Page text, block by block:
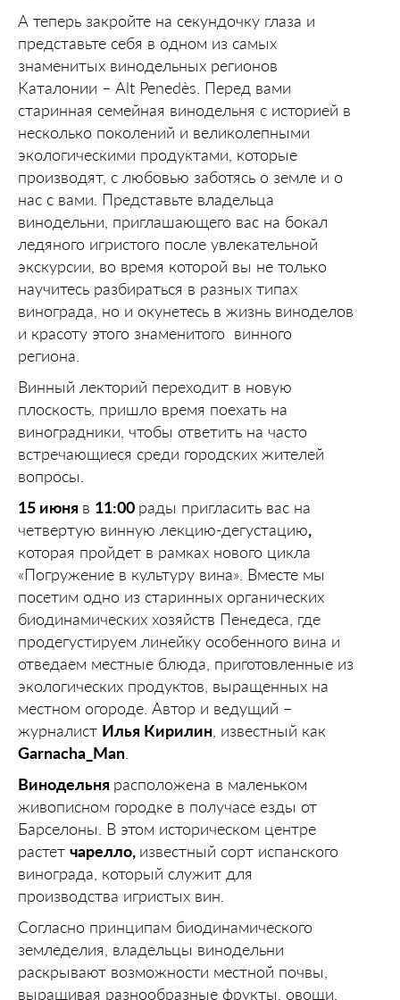
А теперь закройте на секундочку глаза и
представьте себя в одном из самых
знаменитых винодельных регионов
Каталонии – Alt Penedès. Перед вами
старинная семейная винодельня с историей в
несколько поколений и великолепными
экологическими продуктами, которые
производят, с любовью заботясь о земле и о
нас с вами. Представьте владельца
винодельни, приглашающего вас на бокал
ледяного игристого после увлекательной
экскурсии, во время которой вы не только
научитесь разбираться в разных типах
винограда, но и окунетесь в жизнь виноделов
и красоту этого знаменитого винного
региона.
Винный лекторий переходит в новую
плоскость, пришло время поехать на
виноградники, чтобы ответить на часто
встречающиеся среди городских жителей
вопросы.
15 июня в 11:00 рады пригласить вас на
четвертую винную лекцию-дегустацию,
которая пройдет в рамках нового цикла
«Погружение в культуру вина». Вместе мы
посетим одно из старинных органических
биодинамических хозяйств Пенедеса, где
продегустируем линейку особенного вина и
отведаем местные блюда, приготовленные из
экологических продуктов, выращенных на
местном огороде. Автор и ведущий –
журналист Илья Кирилин , известный как
Garnacha_Man
Винодельня расположена в маленьком
живописном городке в получасе езды от
Барселоны. В этом историческом центре
растет чарелло, известный сорт испанского
винограда, который служит для
производства игристых вин.
Согласно принципам биодинамического
земледелия, владельцы винодельни
раскрывают возможности местной почвы,
выращивая разнообразные фрукты, овощи,